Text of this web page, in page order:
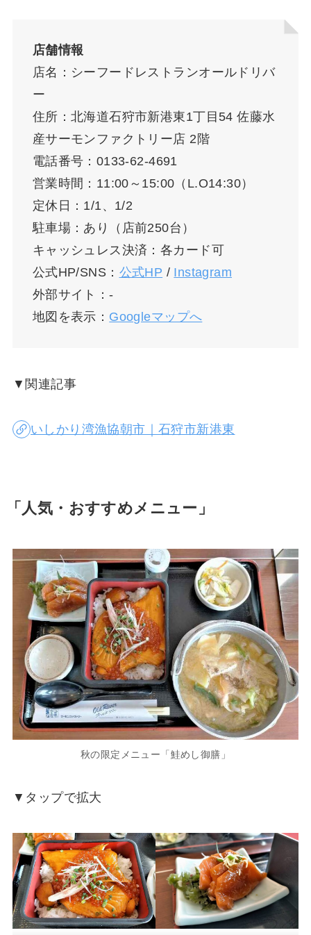
店舗情報
店名：シーフードレストランオールドリバ
ー
住所：北海道石狩市新港東1丁目54 佐藤水
産サーモンファクトリー店 2階
電話番号：0133-62-4691
営業時間：11:00～15:00（L.O14:30）
定休日：1/1、1/2
駐車場：あり（店前250台）
キャッシュレス決済：各カード可
公式HP/SNS： 公式HP / Instagram
外部サイト：-
地図を表示： Googleマップへ
▼関連記事
いしかり湾漁協朝市｜石狩市新港東
「人気・おすすめメニュー」
秋の限定メニュー「鮭めし御膳」
▼タップで拡大